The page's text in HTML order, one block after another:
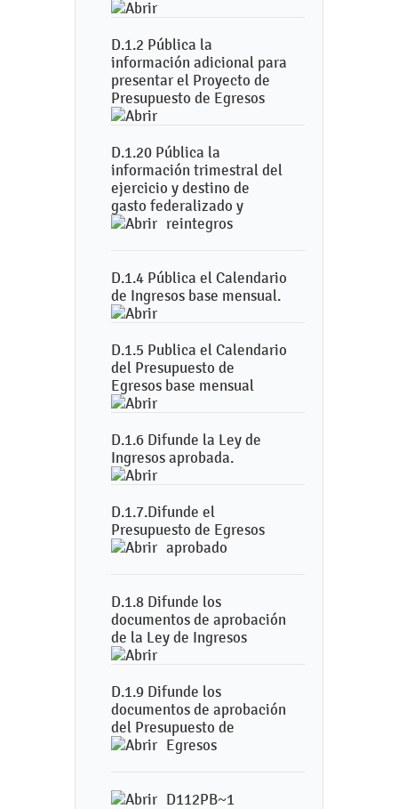
D.1.2 Pública la
información adicional para
presentar el Proyecto de
Presupuesto de Egresos
D.1.20 Pública la
información trimestral del
ejercicio y destino de
gasto federalizado y
reintegros
D.1.4 Pública el Calendario
de Ingresos base mensual.
D.1.5 Publica el Calendario
del Presupuesto de
Egresos base mensual
D.1.6 Difunde la Ley de
Ingresos aprobada.
D.1.7.Difunde el
Presupuesto de Egresos
aprobado
D.1.8 Difunde los
documentos de aprobación
de la Ley de Ingresos
D.1.9 Difunde los
documentos de aprobación
del Presupuesto de
Egresos
D112PB~1